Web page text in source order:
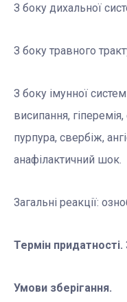
З боку дихальної
З боку травного
З боку імунної
висипання,
пурпура, свербіж,
анафілактичний шок.
Загальні реакції:
Термін придатності.
Умови зберігання.